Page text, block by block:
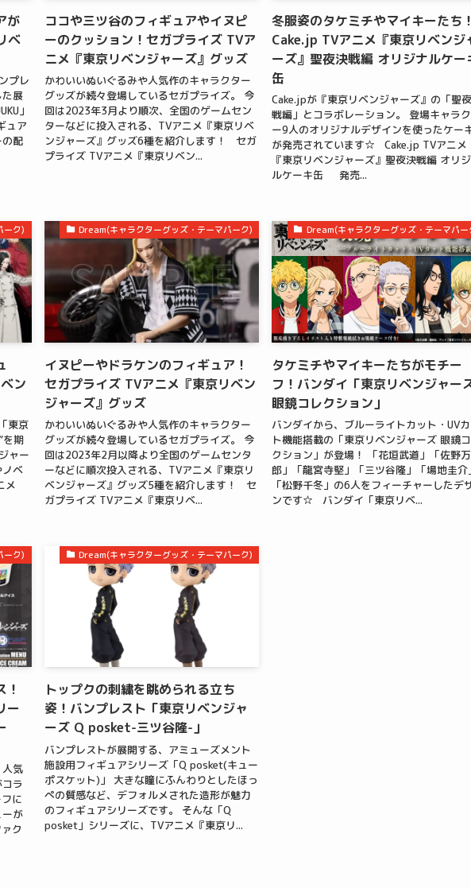
が
ベ
プレ
展
」
ュア
配
ココや三ツ谷のフィギュアやイヌピ
ーのクッション！セガプライズ TVア
ニメ『東京リベンジャーズ』グッズ
かわいいぬいぐるみや人気作のキャラクター
グッズが続々登場しているセガプライズ。 今
回は2023年3月より順次、全国のゲームセン
ターなどに投入される、TVアニメ『東京リベ
ンジャーズ』グッズ6種を紹介します！ セガ
プライズ TVアニメ『東京リベン...
冬服姿のタケミチやマイキーたち！
Cake.jp TVアニメ『東京リベンジ
ーズ』聖夜決戦編 オリジナルケー
缶
Cake.jpが『東京リベンジャーズ』の「聖
戦編」とコラボレーション。 登場キャラ
ー9人のオリジナルデザインを使ったケー
が発売されています☆ Cake.jp TVアニメ
『東京リベンジャーズ』聖夜決戦編 オリ
ルケーキ缶 発売...
ーク)
ン
東京
を期
ャー
ベ
メ
Dream(キャラクターグッズ・テーマパーク)
イヌピーやドラケンのフィギュア！
セガプライズ TVアニメ『東京リベン
ジャーズ』グッズ
かわいいぬいぐるみや人気作のキャラクター
グッズが続々登場しているセガプライズ。 今
回は2023年2月以降より全国のゲームセンタ
ーなどに順次投入される、TVアニメ『東京リ
ベンジャーズ』グッズ5種を紹介します！ セ
ガプライズ TVアニメ『東京リベ...
Dream(キャラクターグッズ・テーマパー
タケミチやマイキーたちがモチー
フ！バンダイ「東京リベンジャー
眼鏡コレクション」
バンダイから、ブルーライトカット・UV
ト機能搭載の「東京リベンジャーズ 眼鏡
クション」が登場！ 「花垣武道」「佐野
郎」「龍宮寺堅」「三ツ谷隆」「場地圭介
「松野千冬」の6人をフィーチャーしたデ
ンです☆ バンダイ「東京リベ...
ーク)
ー
気
ラ
に
が
ク
Dream(キャラクターグッズ・テーマパーク)
トップクの刺繍を眺められる立ち
姿！バンプレスト「東京リベンジャ
ーズ Q posket-三ツ谷隆-」
バンプレストが展開する、アミューズメント
施設用フィギュアシリーズ「Q posket(キュー
ポスケット)」 大きな瞳にふんわりとしたほっ
ぺの質感など、デフォルメされた造形が魅力
のフィギュアシリーズです。 そんな「Q
posket」シリーズに、TVアニメ『東京リ...